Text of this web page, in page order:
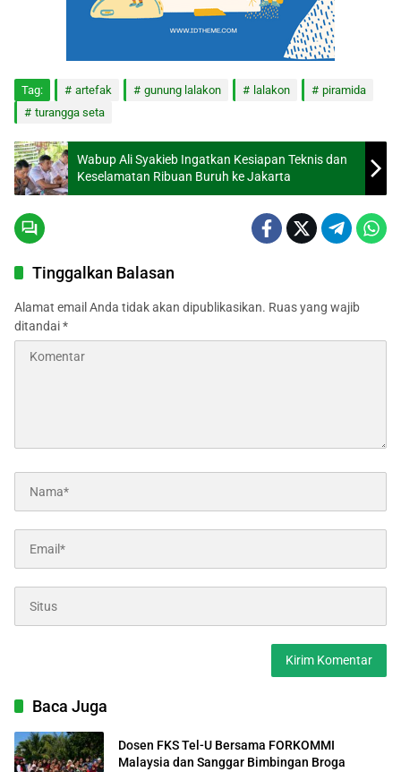
Tag: artefak gunung lalakon lalakon
piramida
turangga seta
Wabup Ali Syakieb Ingatkan Kesiapan Teknis dan
Keselamatan Ribuan Buruh ke Jakarta
Tinggalkan Balasan
Alamat email Anda tidak akan dipublikasikan. Ruas yang wajib
ditandai*
Baca Juga
Dosen FKS Tel-U Bersama FORKOMMI
Malaysia dan Sanggar Bimbingan Broga